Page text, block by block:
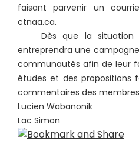
faisant parvenir un
ctnaa.ca.
Dès que la situation
entreprendra une
communautés afin de leur
études et des propositions
commentaires des
Lucien Wabanonik
Lac Simon